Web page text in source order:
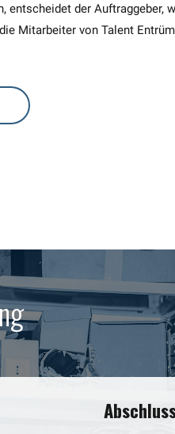
entscheidet der Auftraggeber,
Mitarbeiter von Talent